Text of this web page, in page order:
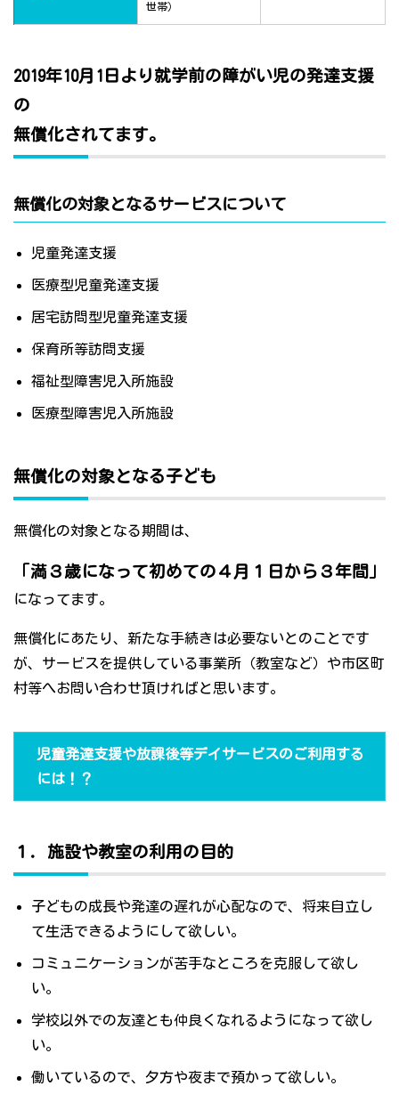
世帯）
2019年10月1日より就学前の障がい児の発達支援
の
無償化されてます。
無償化の対象となるサービスについて
児童発達支援
医療型児童発達支援
居宅訪問型児童発達支援
保育所等訪問支援
福祉型障害児入所施設
医療型障害児入所施設
無償化の対象となる子ども
無償化の対象となる期間は、
「満３歳になって初めての４月１日から３年間」
になってます。
無償化にあたり、新たな手続きは必要ないとのことです
が、サービスを提供している事業所（教室など）や市区町
村等へお問い合わせ頂ければと思います。
児童発達支援や放課後等デイサービスのご利用する
には！？
１．施設や教室の利用の目的
子どもの成長や発達の遅れが心配なので、将来自立し
て生活できるようにして欲しい。
コミュニケーションが苦手なところを克服して欲し
い。
学校以外での友達とも仲良くなれるようになって欲し
い。
働いているので、夕方や夜まで預かって欲しい。